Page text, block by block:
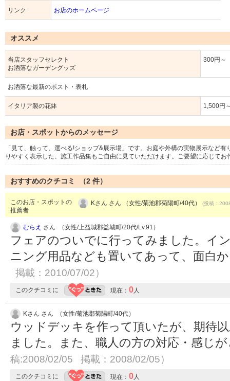
リンク お店のホームページ
オススメ
当店スタッフセレクト
お洒落なガーデングッズ
300円～
お洒落な最新のポスト・表札
イタリア製の花鉢 1,500円
お店・スポットからのメッセージ
「見て、触って、選べる!ショップ&展示場」です。お庭や外構の実物展示など
りやすく表示した、施工作品集もご自由に見ていただけます。ご要望に応じて
おすすめのクチコミ （2 件）
このお店・スポットの
推薦者
Kさん さん （女性/菊池郡菊陽町/40代） (投稿：
むらえ さん （女性/上益城郡益城町/20代/Lv.91）
フェアのついでに行ってみました。イ
ニング用品なども置いてあって、面白
掲載：2010/07/02）
このクチコミに 現在： 0人
Kさん さん （女性/菊池郡菊陽町/40代）
ウッドデッキを作って頂いたが、期待
ました。また、職人の方の対応・感じ
稿:2008/02/05 掲載：2008/02/05）
このクチコミに 現在： 0人